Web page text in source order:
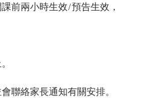
前兩小時生效/預告生效，
聯絡家長通知有關安排。